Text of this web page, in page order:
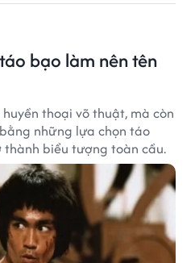
bạo làm nên tên
thoại võ thuật, mà còn
những lựa chọn táo
biểu tượng toàn cầu.